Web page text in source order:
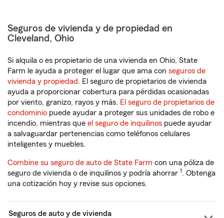
Seguros de vivienda y de propiedad en
Cleveland, Ohio
Si alquila o es propietario de una vivienda en Ohio, State
Farm le ayuda a proteger el lugar que ama con seguros de
vivienda y propiedad. El seguro de propietarios de vivienda
ayuda a proporcionar cobertura para pérdidas ocasionadas
por viento, granizo, rayos y más. El seguro de propietarios de
condominio puede ayudar a proteger sus unidades de robo e
incendio, mientras que el seguro de inquilinos puede ayudar
a salvaguardar pertenencias como teléfonos celulares
inteligentes y muebles.
Combine su seguro de auto de State Farm con una póliza de
seguro de vivienda o de inquilinos y podría ahorrar 1. Obtenga
una cotización hoy y revise sus opciones.
Seguros de auto y de vivienda